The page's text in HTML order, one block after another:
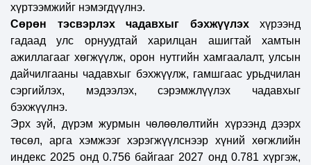
хүртээмжийг нэмэгдүүлнэ.
Сөрөн тэсвэрлэх чадавхыг бэхжүүлэххүрээнд
гадаад улс орнуудтай харилцан ашигтай хамтын
ажиллагааг хөгжүүлж, орон нутгийн хамгаалалт, улсын
дайчилгааны чадавхыг бэхжүүлж, гамшгаас урьдчилан
сэргийлэх, мэдээлэх, сэрэмжлүүлэх чадавхыг
бэхжүүлнэ.
Эрх зүй, дүрэм журмын чөлөөлөлтийн хүрээнд дээрх
төсөл, арга хэмжээг хэрэгжүүлснээр хүний хөгжлийн
индекс 2025 онд 0.756 байгааг 2027 онд 0.781 хүргэж,